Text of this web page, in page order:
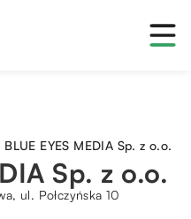
BLUE EYES MEDIA Sp. z o.o.
Sp. z o.o.
ul. Połczyńska 10